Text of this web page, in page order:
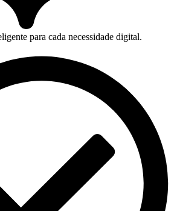
para cada necessidade digital.